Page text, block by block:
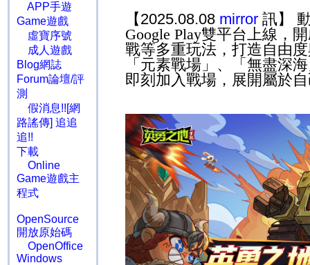
APP手遊
Game遊戲
虛寶序號
成人遊戲
Blog網誌
Forum論壇/評
測
假消息!![網
路謠傳] 追追
追!!
下載
Online
Game遊戲主
程式
OpenSource
開放原始碼
OpenOffice
Windows
【2025.08.08 mirror 訊】
Google Play雙平台上線，
戰等多重玩法，打造自由
「元素戰場」、「無盡深
即刻加入戰場，展開屬於